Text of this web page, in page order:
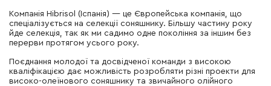
Компанія Hibrisol (Іспанія) — це Європейська компанія, що
спеціалізується на селекції соняшнику. Більшу частину року
йде селекція, так як ми садимо одне покоління за іншим без
перерви протягом усього року.
Поєднання молодої та досвідченої команди з високою
кваліфікацією дає можливість розробляти різні проекти для
високо-олеїнового соняшнику та звичайного олійного